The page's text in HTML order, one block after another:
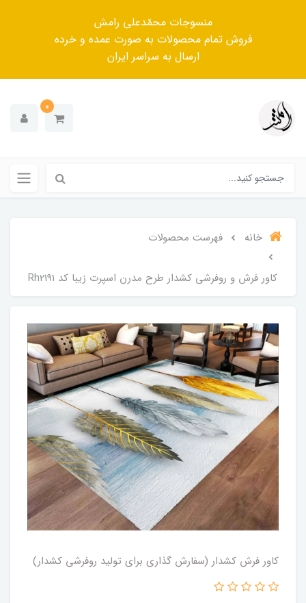
منسوجات محمّدعلی رامش
فروش تمام محصولات به صورت عمده و خرده
ارسال به سراسر ایران
0
خانه فهرست محصولات
کاور فرش و روفرشی کشدار‌ طرح مدرن اسپرت زیبا کد Rh2191
کاور فرش کشدار (سفارش گذاری برای تولید روفرشی کشدار)